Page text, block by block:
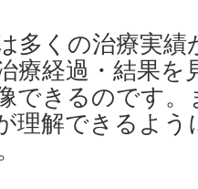
多くの治療実
療経過・結果を
できるのです
理解できるよ